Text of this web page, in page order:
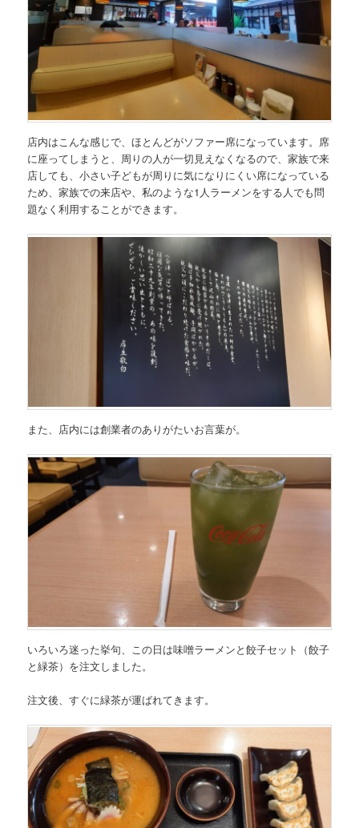
店内はこんな感じで、ほとんどがソファー席になっています。席
に座ってしまうと、周りの人が一切見えなくなるので、家族で来
店しても、小さい子どもが周りに気になりにくい席になっている
ため、家族での来店や、私のような1人ラーメンをする人でも問
題なく利用することができます。
また、店内には創業者のありがたいお言葉が。
いろいろ迷った挙句、この日は味噌ラーメンと餃子セット（餃子
と緑茶）を注文しました。
注文後、すぐに緑茶が運ばれてきます。